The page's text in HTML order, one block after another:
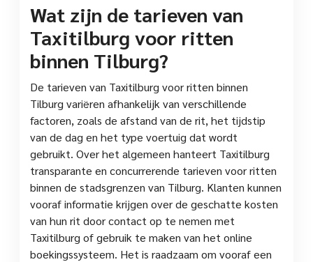
Wat zijn de tarieven van
Taxitilburg voor ritten
binnen Tilburg?
De tarieven van Taxitilburg voor ritten binnen
Tilburg variëren afhankelijk van verschillende
factoren, zoals de afstand van de rit, het tijdstip
van de dag en het type voertuig dat wordt
gebruikt. Over het algemeen hanteert Taxitilburg
transparante en concurrerende tarieven voor ritten
binnen de stadsgrenzen van Tilburg. Klanten kunnen
vooraf informatie krijgen over de geschatte kosten
van hun rit door contact op te nemen met
Taxitilburg of gebruik te maken van het online
boekingssysteem. Het is raadzaam om vooraf een